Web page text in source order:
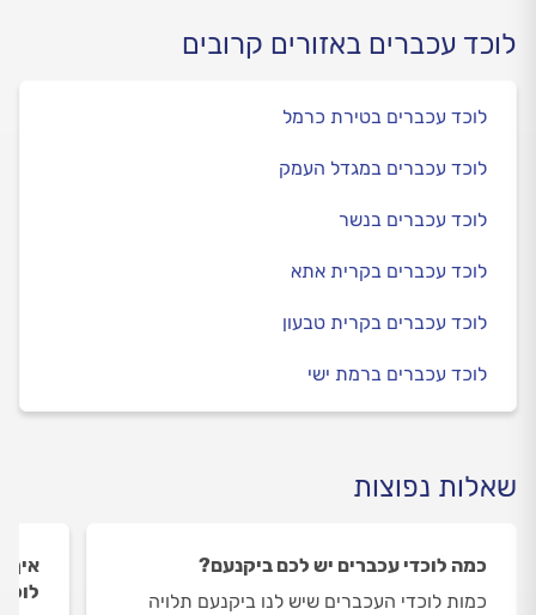
לוכד עכברים באזורים קרובים
לוכד עכברים בטירת כרמל
לוכד עכברים במגדל העמק
לוכד עכברים בנשר
לוכד עכברים בקרית אתא
לוכד עכברים בקרית טבעון
לוכד עכברים ברמת ישי
שאלות נפוצות
כמה לוכדי עכברים יש לכם ביקנעם?
כמות לוכדי העכברים שיש לנו ביקנעם תלויה
איך